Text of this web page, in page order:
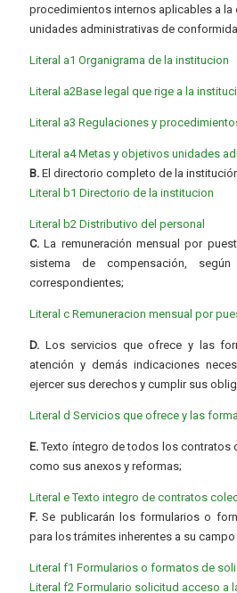
procedimientos internos aplicables a
unidades administrativas de
Literal a1 Organigrama de la institucion
Literal a2Base legal que rige a la
Literal a3 Regulaciones y
Literal a4 Metas y objetivos unidades
B. El directorio completo de la
Literal b1 Directorio de la institucion
Literal b2 Distributivo del personal
C. La remuneración mensual por
sistema de compensación,
correspondientes;
Literal c Remuneracion mensual por
D. Los servicios que ofrece y las
atención y demás indicaciones
ejercer sus derechos y cumplir sus
Literal d Servicios que ofrece y las
E.Texto íntegro de todos los contratos
como sus anexos y reformas;
Literal e Texto integro de contratos
F. Se publicarán los formularios o
para los trámites inherentes a su
Literal f1 Formularios o formatos de
Literal f2 Formulario solicitud acceso a